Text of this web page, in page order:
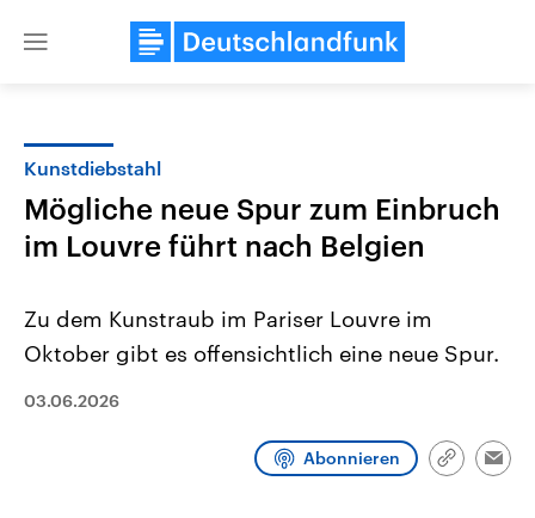
Close
Hintergründe
Wirtschaftlich und
Kunstdiebstahl
Mögliche neue Spur zum Einbruch
im Louvre führt nach Belgien
Zu dem Kunstraub im Pariser Louvre im
Oktober gibt es offensichtlich eine neue Spur.
03.06.2026
Abonnieren
Link